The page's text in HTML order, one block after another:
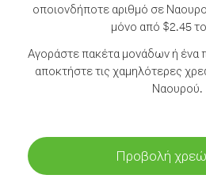
οποιονδήποτε αριθμό σε
μόνο από $2.45
Αγοράστε πακέτα μονάδων ή ένα
αποκτήστε τις χαμηλότερες
Ναουρού.
Προβολή